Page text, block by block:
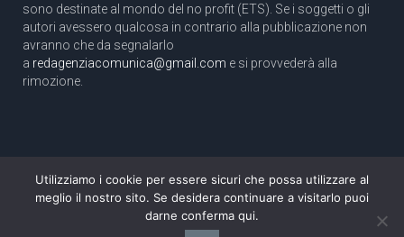
sono destinate al mondo del no profit (ETS). Se i soggetti o gli
autori avessero qualcosa in contrario alla pubblicazione non
avranno che da segnalarlo
a redagenziacomunica@gmail.com e si provvederà alla
rimozione.
Copyright 2003 com.unica - Tutti i diritti riservati
Aut. Tribunale di Roma N. 466/2003 dell'11/11/2003
Direttore responsabile: Pino Pelloni [direttore@agenziacomunica.net]
Utilizziamo i cookie per essere sicuri che possa utilizzare al
meglio il nostro sito. Se desidera continuare a visitarlo puoi
darne conferma qui.